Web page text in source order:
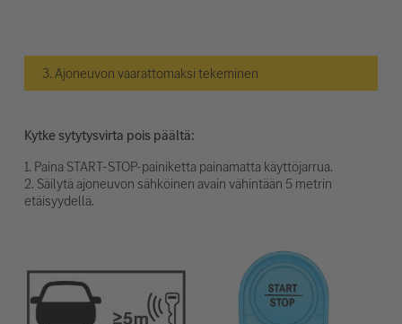
3. Ajoneuvon vaarattomaksi tekeminen
Kytke sytytysvirta pois päältä:
1. Paina START-STOP-painiketta painamatta käyttöjarrua.
2. Säilytä ajoneuvon sähköinen avain vähintään 5 metrin
etäisyydellä.